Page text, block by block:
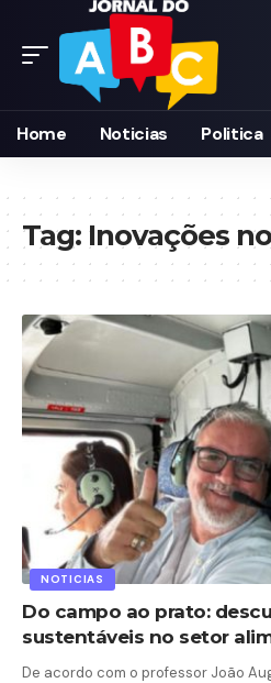
Home Noticias Politica
Tag: Inovações
NOTICIAS
Do campo ao prato:
sustentáveis no setor
De acordo com o professor João